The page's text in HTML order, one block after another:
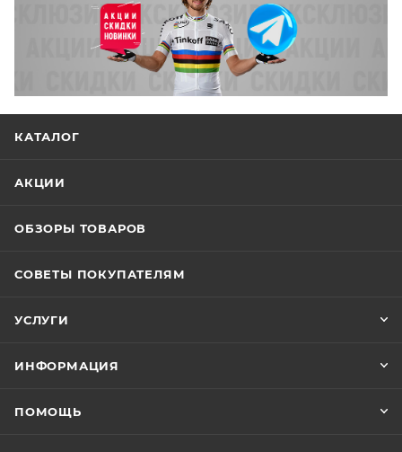
КАТАЛОГ
АКЦИИ
ОБЗОРЫ ТОВАРОВ
СОВЕТЫ ПОКУПАТЕЛЯМ
УСЛУГИ
ИНФОРМАЦИЯ
ПОМОЩЬ